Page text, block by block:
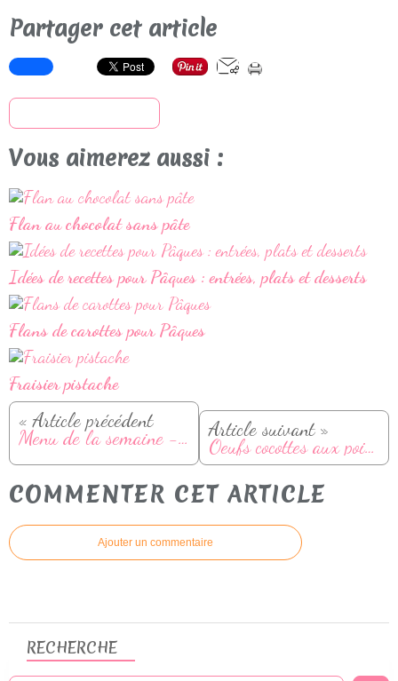
Partager cet article
Vous aimerez aussi :
Flan au chocolat sans pâte
Idées de recettes pour Pâques : entrées, plats et desserts
Flans de carottes pour Pâques
Fraisier pistache
« Article précédent
Menu de la semaine - Du 14 au 20 avril Article suivant »
Oeufs cocottes aux poireaux
COMMENTER CET ARTICLE
Ajouter un commentaire
RECHERCHE